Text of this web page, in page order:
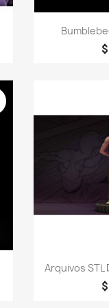


Arquivos STL